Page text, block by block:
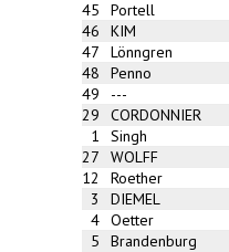
45 Portell
46
KIM
47
Lönngren
48
Penno
49
---
29
CORDONNIER
1
Singh
27
WOLFF
12
Roether
3
DIEMEL
4 Oetter
5
Brandenburg